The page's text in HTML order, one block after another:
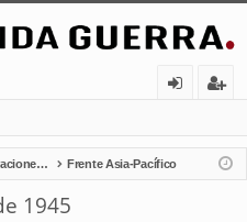
nt
ifi
ist
ra
Teatro de operaciones terrestres Frente Asia-Pacífico
1945